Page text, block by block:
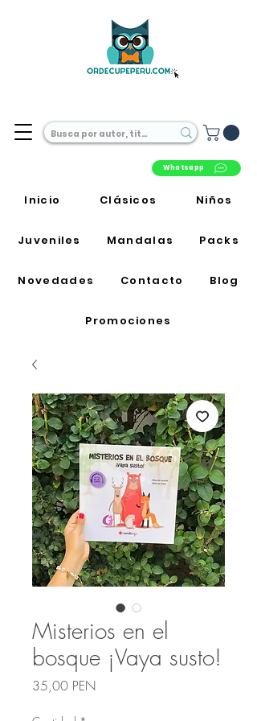
Whatsapp
Inicio Clásicos Niños
Juveniles Mandalas Packs
Novedades Contacto Blog
Promociones
Misterios en el
bosque ¡Vaya susto!
35,00 PENPrecio